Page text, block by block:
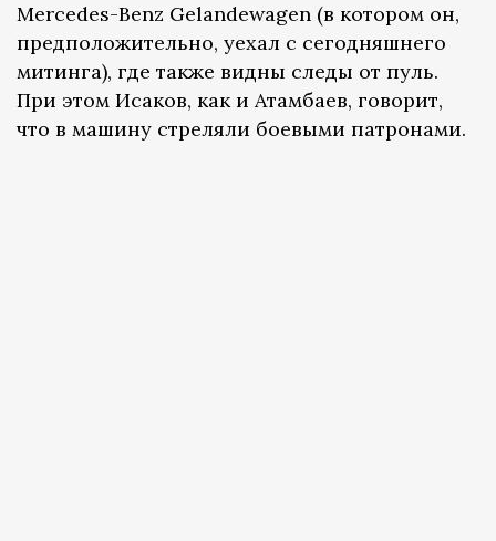
Mercedes-Benz Gelandewagen (в котором он,
предположительно, уехал с сегодняшнего
митинга), где также видны следы от пуль.
При этом Исаков, как и Атамбаев, говорит,
что в машину стреляли боевыми патронами.